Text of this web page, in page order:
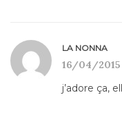
LA NONNA
16/04/2015
j’adore ça,